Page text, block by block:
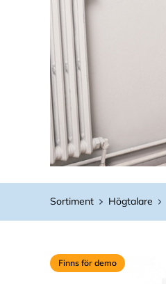
Sortiment Högtalare
Finns för demo